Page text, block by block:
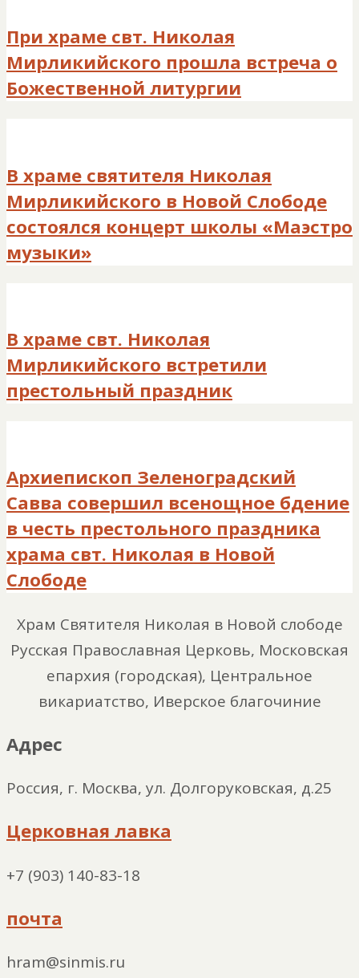
При храме свт. Николая
Мирликийского прошла встреча о
Божественной литургии
В храме святителя Николая
Мирликийского в Новой Слободе
состоялся концерт школы «Маэстро
музыки»
В храме свт. Николая
Мирликийского встретили
престольный праздник
Архиепископ Зеленоградский
Савва совершил всенощное бдение
в честь престольного праздника
храма свт. Николая в Новой
Слободе
Храм Святителя Николая в Новой слободе
Русская Православная Церковь, Московская
епархия (городская), Центральное
викариатство, Иверское благочиние
Адрес
Россия, г. Москва, ул. Долгоруковская, д.25
Церковная лавка
+7 (903) 140-83-18
почта
hram@sinmis.ru